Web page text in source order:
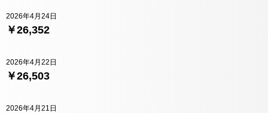
￥26,352
2026年4月24日
￥26,503
2026年4月22日
2026年4月21日